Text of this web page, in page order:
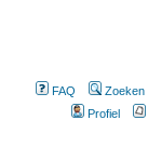
FAQ Zoeken
Profiel